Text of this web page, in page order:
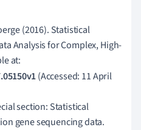
(2016). Statistical
Analysis for Complex, High-
at:
(Accessed: 11 April
section: Statistical
gene sequencing data.